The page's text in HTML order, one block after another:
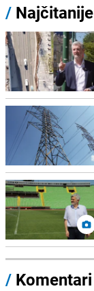
/ Najčitanije
/ Komentari